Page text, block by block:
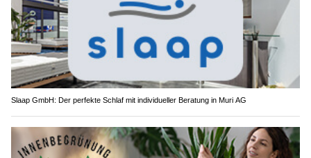
Slaap GmbH: Der perfekte Schlaf mit individueller Beratung in Muri AG